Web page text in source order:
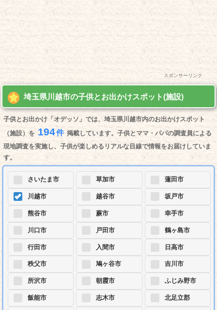
スポンサーリンク
埼玉県川越市の子供とお出かけスポット(施設)
子供とお出かけ「オデッソ」では、埼玉県川越市内のお出かけスポット
（施設）を 194件 掲載しています。子供とママ・パパの調査員による
現地調査を実施し、子供が楽しめるリアルな目線で情報をお届けしていま
す。
さいたま市
川越市
熊谷市
川口市
行田市
秩父市
所沢市
飯能市
草加市
越谷市
蕨市
戸田市
入間市
鳩ヶ谷市
朝霞市
志木市
蓮田市
坂戸市
幸手市
鶴ヶ島市
日高市
吉川市
ふじみ野市
北足立郡